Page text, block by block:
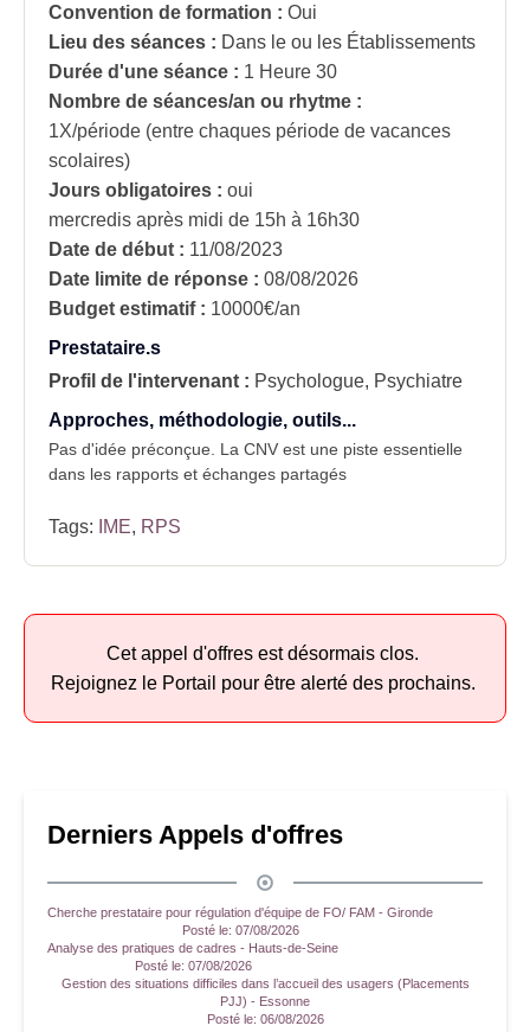
Convention de formation : Oui
Lieu des séances : Dans le ou les Établissements
Durée d'une séance : 1 Heure 30
Nombre de séances/an ou rhytme :
1X/période (entre chaques période de vacances
scolaires)
Jours obligatoires : oui
mercredis après midi de 15h à 16h30
Date de début : 11/08/2023
Date limite de réponse : 08/08/2026
Budget estimatif : 10000€/an
Prestataire.s
Profil de l'intervenant : Psychologue, Psychiatre
Approches, méthodologie, outils...
Pas d'idée préconçue. La CNV est une piste essentielle
dans les rapports et échanges partagés
Tags: IME, RPS
Cet appel d'offres est désormais clos.
Rejoignez le Portail pour être alerté des prochains.
Derniers Appels d'offres
Cherche prestataire pour régulation d'équipe de FO/ FAM - Gironde
Posté le: 07/08/2026
Analyse des pratiques de cadres - Hauts-de-Seine
Posté le: 07/08/2026
Gestion des situations difficiles dans l’accueil des usagers (Placements
PJJ) - Essonne
Posté le: 06/08/2026